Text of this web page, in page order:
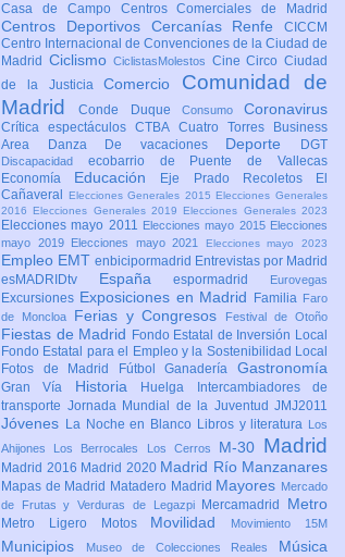
Casa de Campo Centros Comerciales de Madrid
Centros Deportivos Cercanías Renfe CICCM
Centro Internacional de Convenciones de la Ciudad de
Madrid CiclismoCiclistasMolestos CineCircoCiudad
de la JusticiaComercio Comunidad de
MadridConde Duque Consumo Coronavirus
Crítica espectáculosCTBA Cuatro Torres Business
Area
Danza De vacaciones Deporte DGT
Discapacidad ecobarrio de Puente de Vallecas
Economía Educación Eje Prado Recoletos
El
Cañaveral
Elecciones Generales 2015 Elecciones Generales
2016 Elecciones Generales 2019 Elecciones Generales 2023
Elecciones mayo 2011 Elecciones mayo 2015 Elecciones
mayo 2019
Elecciones mayo 2021 Elecciones mayo 2023
Empleo EMT enbicipormadrid Entrevistas por Madrid
esMADRIDtv Españaespormadrid Eurovegas
Excursiones Exposiciones en Madrid Familia Faro
de Moncloa
Ferias y Congresos Festival de Otoño
Fiestas de Madrid Fondo Estatal de Inversión Local
Fondo Estatal para el Empleo y la Sostenibilidad Local
Fotos de Madrid
FútbolGanaderíaGastronomía
Gran Vía Historia Huelga
Intercambiadores de
transporte Jornada Mundial de la Juventud JMJ2011
Jóvenes La Noche en Blanco Libros y literatura
Los
Ahijones
Los Berrocales Los Cerros M-30 Madrid
Madrid 2016 Madrid 2020 Madrid Río Manzanares
Mapas de Madrid Matadero Madrid Mayores Mercado
de Frutas y Verduras de Legazpi
Mercamadrid Metro
Metro Ligero Motos Movilidad Movimiento 15M
Municipios Museo de Colecciones Reales Música